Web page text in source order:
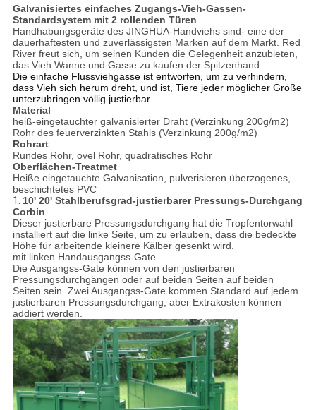
Galvanisiertes einfaches Zugangs-Vieh-Gassen-
Standardsystem mit 2 rollenden Türen
Handhabungsgeräte des JINGHUA-Handviehs sind- eine der
dauerhaftesten und zuverlässigsten Marken auf dem Markt. Red
River freut sich, um seinen Kunden die Gelegenheit anzubieten,
das Vieh Wanne und Gasse zu kaufen der Spitzenhand
Die einfache Flussviehgasse ist entworfen, um zu verhindern,
dass Vieh sich herum dreht, und ist, Tiere jeder möglicher Größe
unterzubringen völlig justierbar.
Material
heiß-eingetauchter galvanisierter Draht (Verzinkung 200g/m2)
Rohr des feuerverzinkten Stahls (Verzinkung 200g/m2)
Rohrart
Rundes Rohr, ovel Rohr, quadratisches Rohr
Oberflächen-Treatmet
Heiße eingetauchte Galvanisation, pulverisieren überzogenes,
beschichtetes PVC
1. 10' 20' Stahlberufsgrad-justierbarer Pressungs-Durchgang
Corbin
Dieser justierbare Pressungsdurchgang hat die Tropfentorwahl
installiert auf die linke Seite, um zu erlauben, dass die bedeckte
Höhe für arbeitende kleinere Kälber gesenkt wird.
mit linken Handausgangss-Gate
Die Ausgangss-Gate können von den justierbaren
Pressungsdurchgängen oder auf beiden Seiten auf beiden
Seiten sein. Zwei Ausgangss-Gate kommen Standard auf jedem
justierbaren Pressungsdurchgang, aber Extrakosten können
addiert werden.